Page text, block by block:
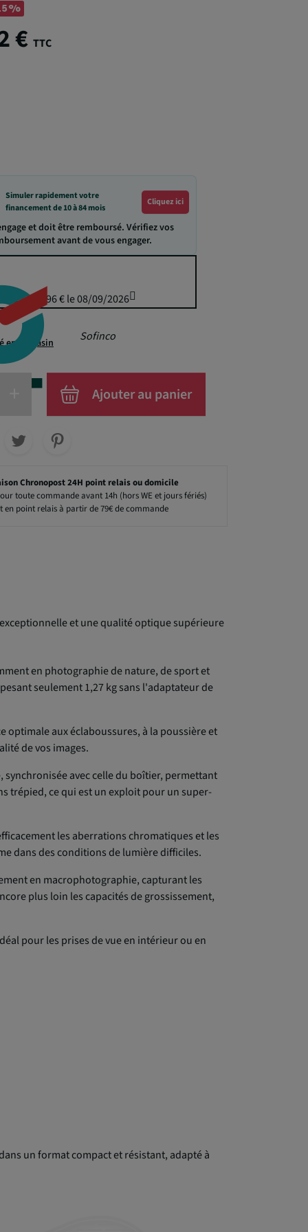
€ TTC
Simuler rapidement votre
financement de 10 à 84 mois
Cliquez ici
et doit être remboursé. Vérifiez vos
avant de vous engager.
Sofinco
1 274,96 € le 08/09/2026
en magasin
Ajouter au panier
Chronopost 24H point relais ou domicile
toute commande avant 14h (hors WE et jours fériés)
en point relais à partir de 79€ de commande
et une qualité optique supérieure
en photographie de nature, de sport et
seulement 1,27 kg sans l'adaptateur de
aux éclaboussures, à la poussière et
de vos images.
synchronisée avec celle du boîtier, permettant
trépied, ce qui est un exploit pour un super-
les aberrations chromatiques et les
dans des conditions de lumière difficiles.
en macrophotographie, capturant les
plus loin les capacités de grossissement,
pour les prises de vue en intérieur ou en
un format compact et résistant, adapté à